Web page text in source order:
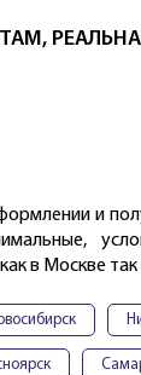
и
в Москве